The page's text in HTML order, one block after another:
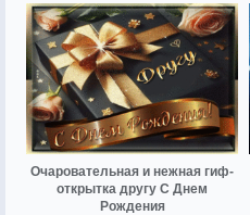
Очаровательная и нежная гиф-
открытка другу С Днем
Рождения